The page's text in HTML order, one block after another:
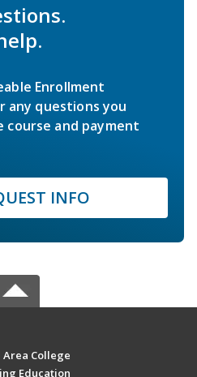
Enrollment
any questions you
and payment
INFO
College
Education